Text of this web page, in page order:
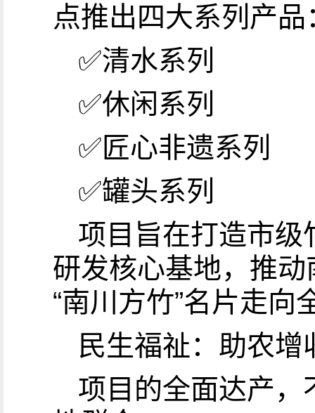
点推出四大系列产品
✅清水系列
✅休闲系列
✅匠心非遗系列
✅罐头系列
项目旨在打造市级
研发核心基地，推
“南川方竹”名片走向
民生福祉：助农增
项目的全面达产，